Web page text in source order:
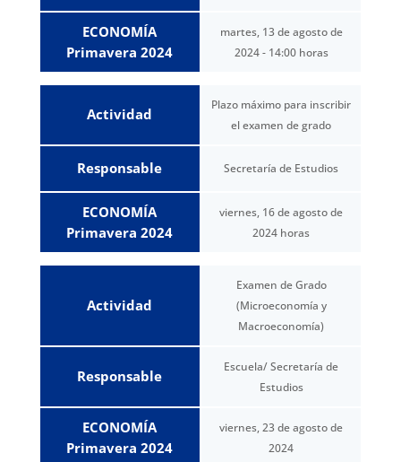
ECONOMÍA
Primavera 2024
martes, 13 de agosto de
2024 - 14:00 horas
Actividad
Responsable
ECONOMÍA
Primavera 2024
Plazo máximo para inscribir
el examen de grado
Secretaría de Estudios
viernes, 16 de agosto de
2024 horas
Actividad
Responsable
ECONOMÍA
Primavera 2024
Examen de Grado
(Microeconomía y
Macroeconomía)
Escuela/ Secretaría de
Estudios
viernes, 23 de agosto de
2024